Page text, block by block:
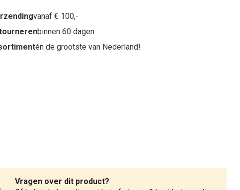
vanaf € 100,-
binnen 60 dagen
én de grootste van Nederland!
Vragen over dit product?